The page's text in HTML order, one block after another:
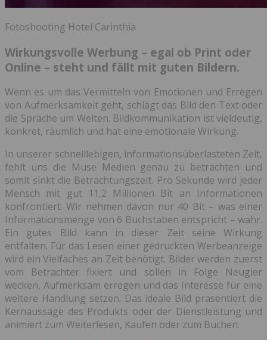
Fotoshooting Hotel Carinthia
Wirkungsvolle Werbung – egal ob Print oder
Online – steht und fällt mit guten Bildern.
Wenn es um das Vermitteln von Emotionen und Erregen
von Aufmerksamkeit geht, schlägt das Bild den Text oder
die Sprache um Welten. Bildkommunikation ist vieldeutig,
konkret, räumlich und hat eine emotionale Wirkung.
In unserer schnelllebigen, informationsüberlasteten Zeit,
fehlt uns die Muse Medien genau zu betrachten und
somit sinkt die Betrachtungszeit. Pro Sekunde wird jeder
Mensch mit gut 11,2 Millionen Bit an Informationen
konfrontiert. Wir nehmen davon nur 40 Bit – was einer
Informationsmenge von 6 Buchstaben entspricht – wahr.
Ein gutes Bild kann in dieser Zeit seine Wirkung
entfalten. Für das Lesen einer gedruckten Werbeanzeige
wird ein Vielfaches an Zeit benötigt. Bilder werden zuerst
vom Betrachter fixiert und sollen in Folge Neugier
wecken, Aufmerksam erregen und das Interesse für eine
weitere Handlung setzen. Das ideale Bild präsentiert die
Kernaussage des Produkts oder der Dienstleistung und
animiert zum Weiterlesen, Kaufen oder zum Buchen.